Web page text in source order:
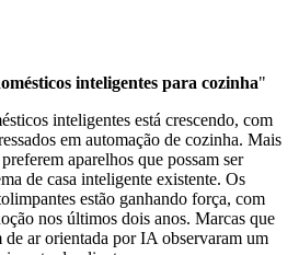
inteligentes para cozinha"
inteligentes está crescendo, com
​​em automação de cozinha. Mais
aparelhos que possam ser
de casa inteligente existente. Os
estão ganhando força, com
nos últimos dois anos. Marcas que
de ar orientada por IA observaram um